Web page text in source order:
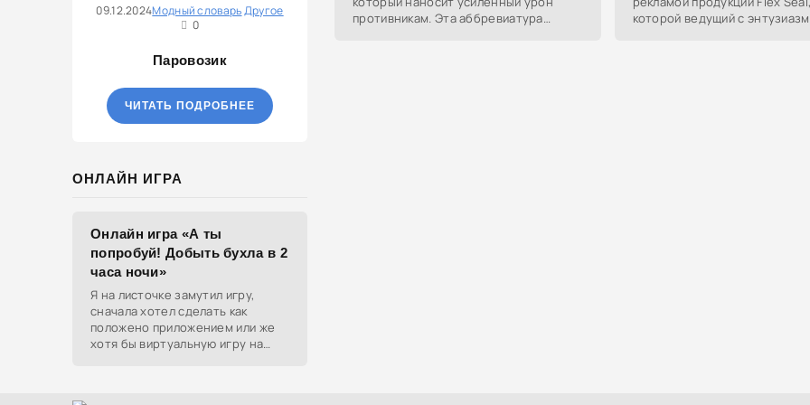
09.12.2024Модный словарьДругое
0
Паровозик
ЧИТАТЬ ПОДРОБНЕЕ
ОНЛАЙН ИГРА
Онлайн игра «А ты
попробуй! Добыть бухла в 2
часа ночи»
Я на листочке замутил игру,
сначала хотел сделать как
положено приложением или же
хотя бы виртуальную игру на
противникам. Эта аббревиатура
которой ведущий с